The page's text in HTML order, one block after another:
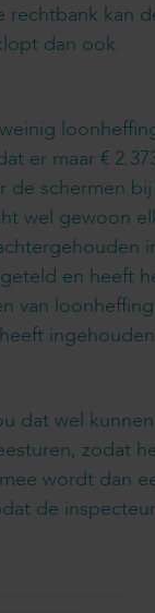
kan
dan ook.
er maar €
schermen
wel gewoon
en heeft
van
dat wel
zodat
wordt dan
de